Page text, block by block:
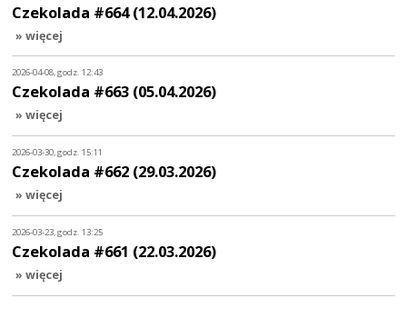
Czekolada #664 (12.04.2026)
» więcej
2026-04-08, godz. 12:43
Czekolada #663 (05.04.2026)
» więcej
2026-03-30, godz. 15:11
Czekolada #662 (29.03.2026)
» więcej
2026-03-23, godz. 13:25
Czekolada #661 (22.03.2026)
» więcej